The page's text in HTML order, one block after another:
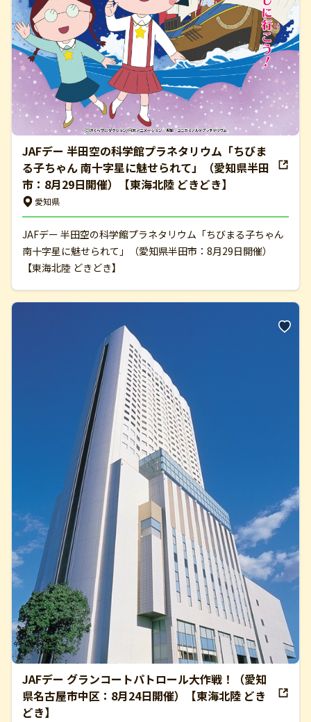
JAFデー 半田空の科学館プラネタリウム「ちびま
る子ちゃん 南十字星に魅せられて」（愛知県半田
市：8月29日開催）【東海北陸 どきどき】
愛知県
JAFデー 半田空の科学館プラネタリウム「ちびまる子ちゃん
南十字星に魅せられて」（愛知県半田市：8月29日開催）
【東海北陸 どきどき】
JAFデー グランコートパトロール大作戦！（愛知
県名古屋市中区：8月24日開催）【東海北陸 どき
どき】